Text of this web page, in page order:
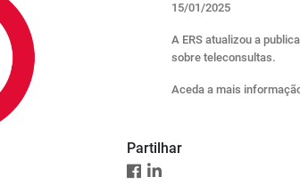
15/01/2025
A ERS atualizou a
sobre teleconsultas.
Aceda a mais
Partilhar